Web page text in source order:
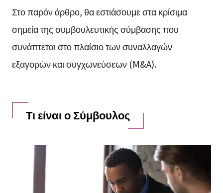
Στο παρόν άρθρο, θα εστιάσουμε στα κρίσιμα
σημεία της συμβουλευτικής σύμβασης που
συνάπτεται στο πλαίσιο των συναλλαγών
εξαγορών και συγχωνεύσεων (M&A).
Τι είναι ο Σύμβουλος